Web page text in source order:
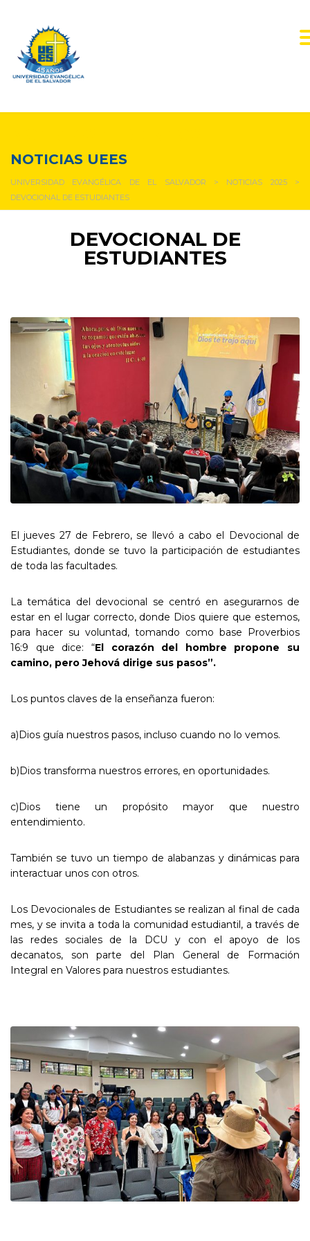
NOTICIAS UEES
UNIVERSIDAD EVANGÉLICA DE EL SALVADOR > NOTICIAS 2025>
DEVOCIONAL DE ESTUDIANTES
DEVOCIONAL DE
ESTUDIANTES
El jueves 27 de Febrero, se llevó a cabo el Devocional de
Estudiantes, donde se tuvo la participación de estudiantes
de toda las facultades.
La temática del devocional se centró en asegurarnos de
estar en el lugar correcto, donde Dios quiere que estemos,
para hacer su voluntad, tomando como base Proverbios
16:9 que dice: “El corazón del hombre propone su
camino, pero Jehová dirige sus pasos”.
Los puntos claves de la enseñanza fueron:
a)Dios guía nuestros pasos, incluso cuando no lo vemos.
b)Dios transforma nuestros errores, en oportunidades.
c)Dios tiene un propósito mayor que nuestro
entendimiento.
También se tuvo un tiempo de alabanzas y dinámicas para
interactuar unos con otros.
Los Devocionales de Estudiantes se realizan al final de cada
mes, y se invita a toda la comunidad estudiantil, a través de
las redes sociales de la DCU y con el apoyo de los
decanatos, son parte del Plan General de Formación
Integral en Valores para nuestros estudiantes.